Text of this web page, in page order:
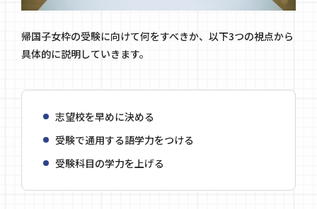
帰国子女枠の受験に向けて何をすべきか、以下3つの視点から
具体的に説明していきます。
志望校を早めに決める
受験で通用する語学力をつける
受験科目の学力を上げる